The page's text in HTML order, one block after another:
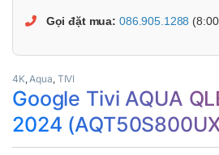
Gọi đặt mua: 086.905.1288
4K, Aqua, TIVI
Google Tivi AQUA
2024